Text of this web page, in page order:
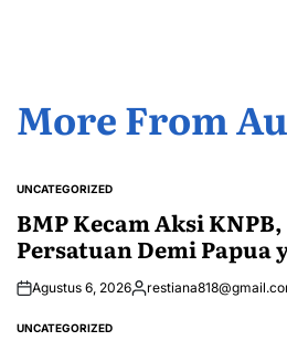
More From
POSTED
UNCATEGORIZED
BMP Kecam Aksi
Persatuan Demi Papua
Agustus 6, 2026Posted
POSTED
UNCATEGORIZED